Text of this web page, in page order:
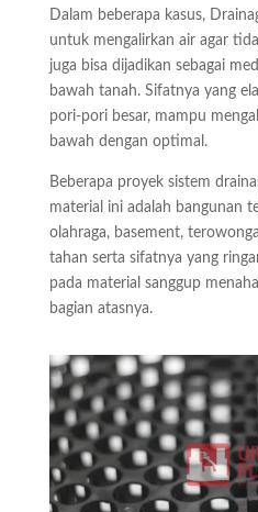
Dalam beberapa kasus,
untuk mengalirkan air agar
juga bisa dijadikan sebagai
bawah tanah. Sifatnya yang
pori-pori besar, mampu
bawah dengan optimal.
Beberapa proyek sistem
material ini adalah bangunan
olahraga, basement,
tahan serta sifatnya yang
pada material sanggup
bagian atasnya.